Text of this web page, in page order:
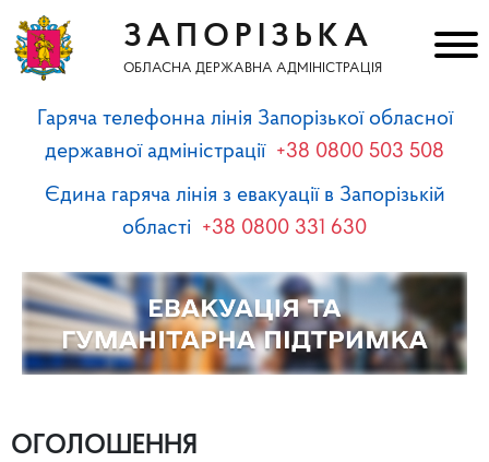
ЗАПОРІЗЬКА
ОБЛАСНА ДЕРЖАВНА АДМІНІСТРАЦІЯ
Гаряча телефонна лінія Запорізької обласної
державної адміністрації +38 0800 503 508
Єдина гаряча лінія з евакуації в Запорізькій
області +38 0800 331 630
ОГОЛОШЕННЯ